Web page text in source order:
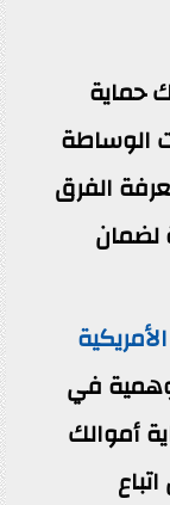
حماية
الوساطة
الفرق
لضمان
في
أموالك